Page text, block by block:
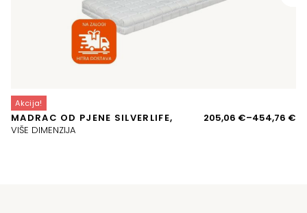
Akcija!
MADRAC OD PJENE SILVERLIFE,
VIŠE DIMENZIJA
205,06 €–454,76 €